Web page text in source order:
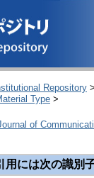
Repository
Type >
of
用には次の識別